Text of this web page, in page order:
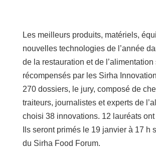
Les meilleurs produits, matériels,
nouvelles technologies de l’année
de la restauration et de l’alimentation
récompensés par les Sirha
270 dossiers, le jury, composé de
traiteurs, journalistes et experts de
choisi 38 innovations. 12 lauréats ont
Ils seront primés le 19 janvier à 17 h
du Sirha Food Forum.